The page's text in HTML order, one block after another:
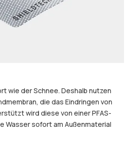
wie der Schnee. Deshalb nutzen
die das Eindringen von
wird diese von einer PFAS-
Wasser sofort am Außenmaterial